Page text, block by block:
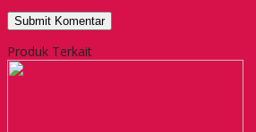
Produk Terkait